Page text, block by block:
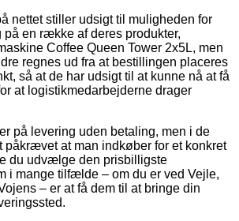
nettet stiller udsigt til muligheden for
en række af deres produkter,
Coffee Queen Tower 2x5L, men
regnes ud fra at bestillingen placeres
så at de har udsigt til at kunne nå at få
at logistikmedarbejderne drager
på levering uden betaling, men i de
at man indkøber for et konkret
du udvælge den prisbilligste
i mange tilfælde – om du er ved Vejle,
– er at få dem til at bringe din